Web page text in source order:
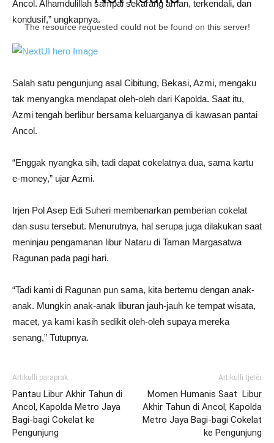
Ancol. Alhamdulillah sampai sekarang aman, terkendali, dan
kondusif,” ungkapnya.
Salah satu pengunjung asal Cibitung, Bekasi, Azmi, mengaku
tak menyangka mendapat oleh-oleh dari Kapolda. Saat itu,
Azmi tengah berlibur bersama keluarganya di kawasan pantai
Ancol.
“Enggak nyangka sih, tadi dapat cokelatnya dua, sama kartu
e-money,” ujar Azmi.
Irjen Pol Asep Edi Suheri membenarkan pemberian cokelat
dan susu tersebut. Menurutnya, hal serupa juga dilakukan saat
meninjau pengamanan libur Nataru di Taman Margasatwa
Ragunan pada pagi hari.
“Tadi kami di Ragunan pun sama, kita bertemu dengan anak-
anak. Mungkin anak-anak liburan jauh-jauh ke tempat wisata,
macet, ya kami kasih sedikit oleh-oleh supaya mereka
senang,” Tutupnya.
Artikulli paraprak
Pantau Libur Akhir Tahun di
Ancol, Kapolda Metro Jaya
Bagi-bagi Cokelat ke
Pengunjung
Artikulli tjetër
Momen Humanis Saat Libur
Akhir Tahun di Ancol, Kapolda
Metro Jaya Bagi-bagi Cokelat
ke Pengunjung
The resource requested could not be found on this server!